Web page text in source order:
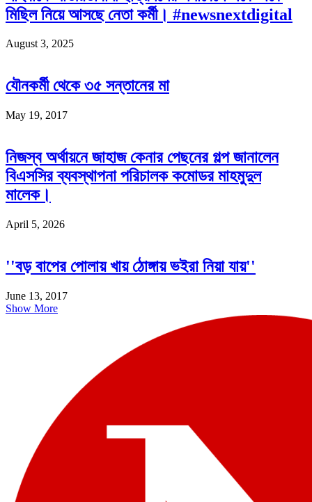
মিছিল নিয়ে আসছে নেতা কর্মী। #newsnextdigital
August 3, 2025
যৌনকর্মী থেকে ৩৫ সন্তানের মা
May 19, 2017
নিজস্ব অর্থায়নে জাহাজ কেনার পেছনের গল্প জানালেন
বিএসসির ব্যবস্থাপনা পরিচালক কমোডর মাহমুদুল
মালেক।
April 5, 2026
''বড় বাপের পোলায় খায় ঠোঙ্গায় ভইরা নিয়া যায়''
June 13, 2017
Show More